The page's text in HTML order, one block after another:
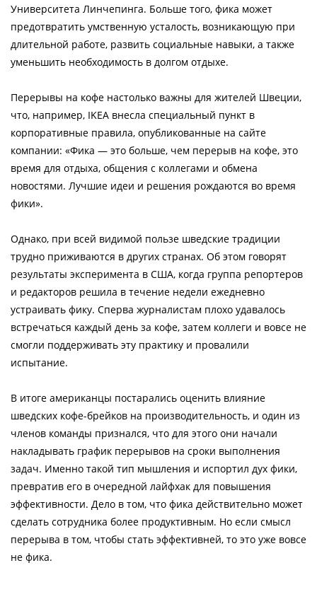
Университета Линчепинга. Больше того, фика может
предотвратить умственную усталость, возникающую при
длительной работе, развить социальные навыки, а также
уменьшить необходимость в долгом отдыхе.
Перерывы на кофе настолько важны для жителей Швеции,
что, например, IKEA внесла специальный пункт в
корпоративные правила, опубликованные на сайте
компании: «Фика — это больше, чем перерыв на кофе, это
время для отдыха, общения с коллегами и обмена
новостями. Лучшие идеи и решения рождаются во время
фики».
Однако, при всей видимой пользе шведские традиции
трудно приживаются в других странах. Об этом говорят
результаты эксперимента в США, когда группа репортеров
и редакторов решила в течение недели ежедневно
устраивать фику. Сперва журналистам плохо удавалось
встречаться каждый день за кофе, затем коллеги и вовсе не
смогли поддерживать эту практику и провалили
испытание.
В итоге американцы постарались оценить влияние
шведских кофе-брейков на производительность, и один из
членов команды признался, что для этого они начали
накладывать график перерывов на сроки выполнения
задач. Именно такой тип мышления и испортил дух фики,
превратив его в очередной лайфхак для повышения
эффективности. Дело в том, что фика действительно может
сделать сотрудника более продуктивным. Но если смысл
перерыва в том, чтобы стать эффективней, то это уже вовсе
не фика.